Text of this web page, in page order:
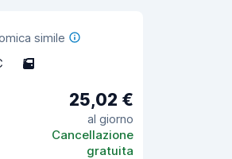
simile
5
25,02 €
al giorno
Cancellazione
gratuita